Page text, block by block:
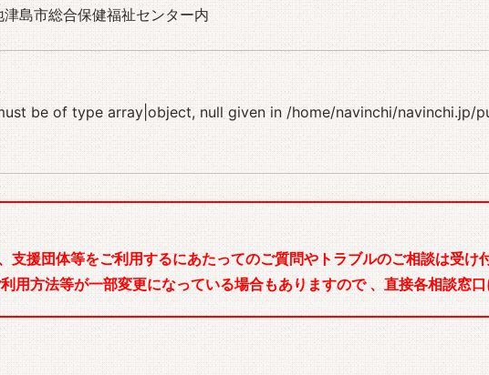
島市総合保健福祉センター内
be of type array|object, null given in/home/navinchi/navinchi.jp/
支援団体等をご利用するにあたってのご質問やトラブルのご相談は受け
用方法等が一部変更になっている場合もありますので 、直接各相談窓